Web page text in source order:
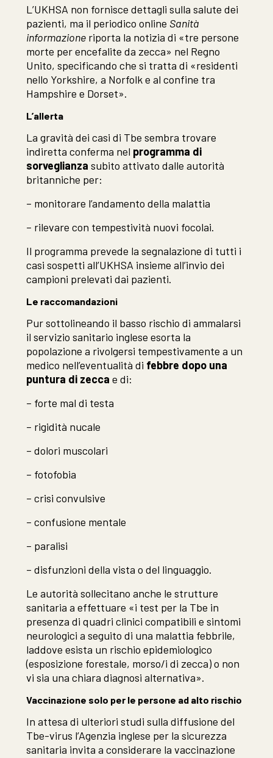
L’UKHSA non fornisce dettagli sulla salute dei
pazienti, ma il periodico online Sanità
informazione riporta la notizia di «tre persone
morte per encefalite da zecca» nel Regno
Unito, specificando che si tratta di «residenti
nello Yorkshire, a Norfolk e al confine tra
Hampshire e Dorset».
L’allerta
La gravità dei casi di Tbe sembra trovare
indiretta conferma nel programma di
sorveglianza subito attivato dalle autorità
britanniche per:
– monitorare l’andamento della malattia
– rilevare con tempestività nuovi focolai.
Il programma prevede la segnalazione di tutti i
casi sospetti all’UKHSA insieme all’invio dei
campioni prelevati dai pazienti.
Le raccomandazioni
Pur sottolineando il basso rischio di ammalarsi
il servizio sanitario inglese esorta la
popolazione a rivolgersi tempestivamente a un
medico nell’eventualità di febbre dopo una
puntura di zecca e di:
– forte mal di testa
– rigidità nucale
– dolori muscolari
– fotofobia
– crisi convulsive
– confusione mentale
– paralisi
– disfunzioni della vista o del linguaggio.
Le autorità sollecitano anche le strutture
sanitaria a effettuare «i test per la Tbe in
presenza di quadri clinici compatibili e sintomi
neurologici a seguito di una malattia febbrile,
laddove esista un rischio epidemiologico
(esposizione forestale, morso/i di zecca) o non
vi sia una chiara diagnosi alternativa».
Vaccinazione solo per le persone ad alto rischio
In attesa di ulteriori studi sulla diffusione del
Tbe-virus l’Agenzia inglese per la sicurezza
sanitaria invita a considerare la vaccinazione